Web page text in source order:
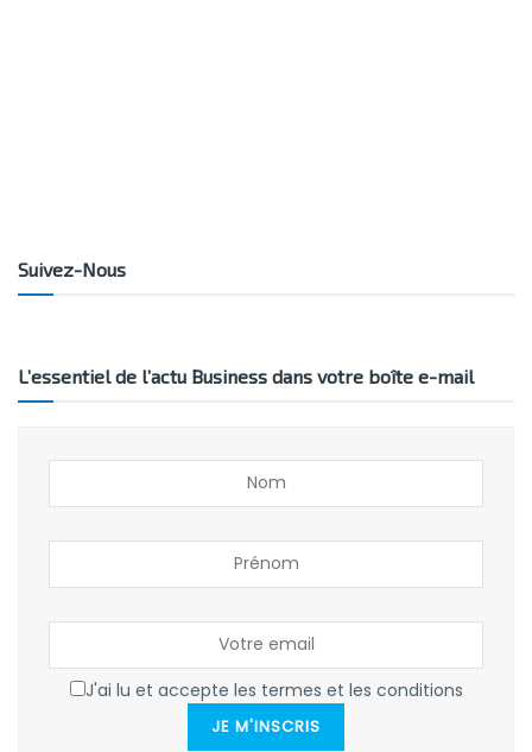
Suivez-Nous
L’essentiel de l’actu Business dans votre boîte e-mail
J'ai lu et accepte les termes et les conditions
JE M'INSCRIS